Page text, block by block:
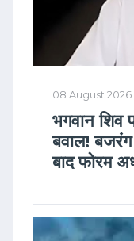
08 August 2026
भगवान शिव
बवाल!
बाद फोरम